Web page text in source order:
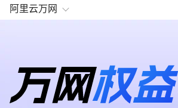
阿里云万网